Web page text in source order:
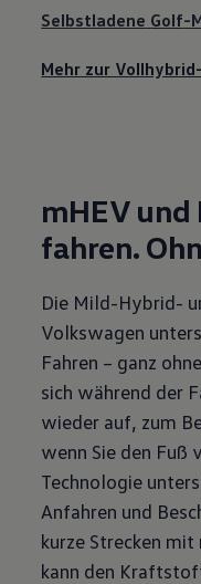
Selbstladene Golf-
Mehr zur
mHEV
fahren.
Die Mild-Hybrid-
Volkswagen
Fahren – ganz
sich während der
wieder auf, zum
wenn Sie den Fuß
Technologie
Anfahren und
kurze Strecken
kann den